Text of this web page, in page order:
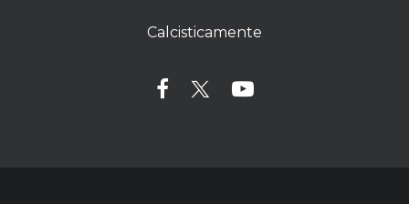
Calcisticamente